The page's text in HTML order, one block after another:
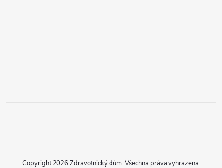
Copyright 2026 Zdravotnický dům. Všechna práva vyhrazena.